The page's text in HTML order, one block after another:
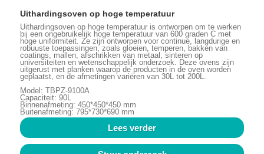
Uithardingsoven op hoge temperatuur
Uithardingsoven op hoge temperatuur is ontworpen om te werken
bij een ongebruikelijk hoge temperatuur van 600 graden C met
hoge uniformiteit. Ze zijn ontworpen voor continue, langdurige en
robuuste toepassingen, zoals gloeien, temperen, bakken van
coatings, mallen, afschrikken van metaal, sinteren op
universiteiten en wetenschappelijk onderzoek. Deze ovens zijn
uitgerust met planken waarop de producten in de oven worden
geplaatst, en de afmetingen variëren van 30L tot 200L.
Model: TBPZ-9100A
Capaciteit: 90L
Binnenafmeting: 450*450*450 mm
Buitenafmeting: 795*730*690 mm
Lees verder